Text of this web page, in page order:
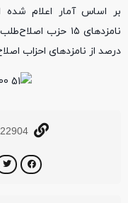
بر اساس آمار اعلام
درصد از نامزد‌های احزاب